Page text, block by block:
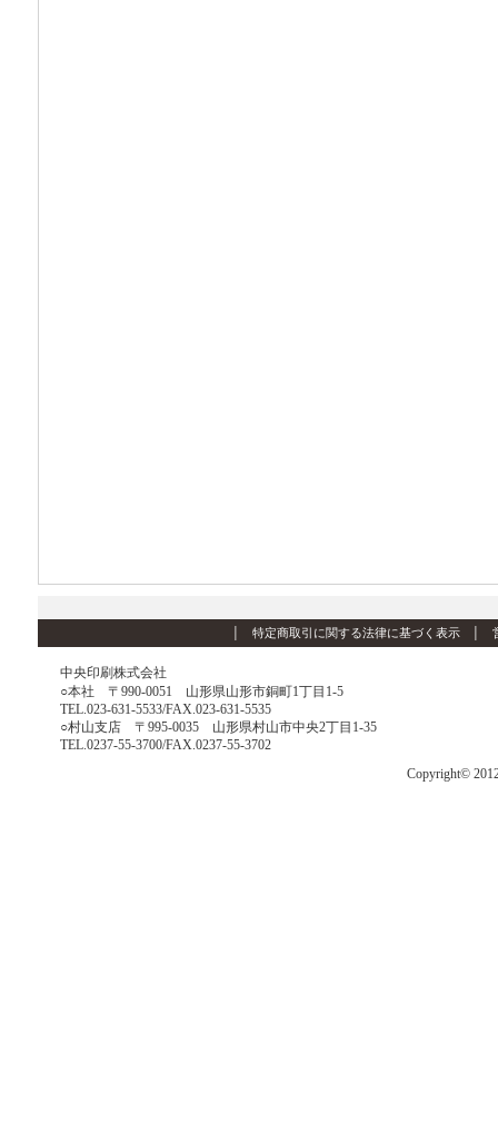
特定商取引に関する法律に基づく表示
中央印刷株式会社
○本社 〒990-0051 山形県山形市銅町1丁目1-5
TEL.023-631-5533/FAX.023-631-5535
○村山支店 〒995-0035 山形県村山市中央2丁目1-35
TEL.0237-55-3700/FAX.0237-55-3702
Copyright©